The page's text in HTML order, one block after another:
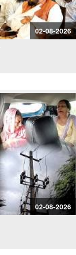
02-08-2026
02-08-2026